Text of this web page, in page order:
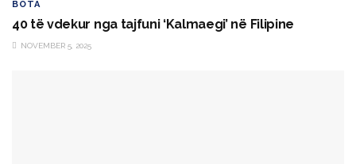
BOTA
40 të vdekur nga tajfuni ‘Kalmaegi’ në Filipine
NOVEMBER 5, 2025